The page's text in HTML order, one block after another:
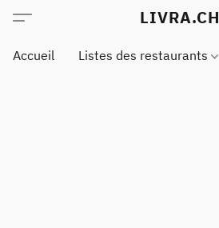
LIVRA.CH
Accueil Listes des restaurants